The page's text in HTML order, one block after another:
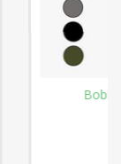
vari)